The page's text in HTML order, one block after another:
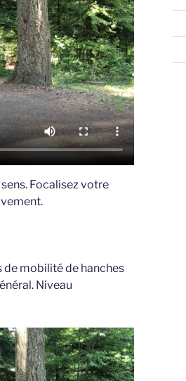
Focalisez votre
de mobilité de hanches
Niveau